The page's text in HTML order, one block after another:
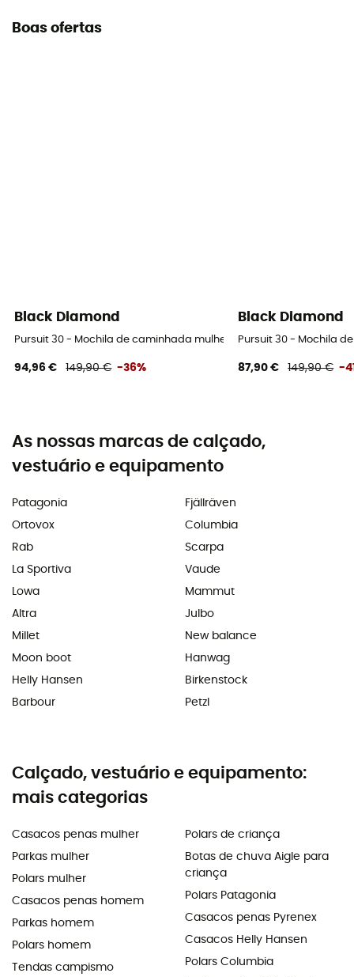
Boas ofertas
Black Diamond
Pursuit 30 - Mochila de caminhada mulher
94,96 € 149,90 € -36%
Black Diamond
Pursuit 30 - Mochila
87,90 € 149,90 € -
As nossas marcas de calçado,
vestuário e equipamento
Patagonia
Ortovox
Rab
La Sportiva
Lowa
Altra
Millet
Moon boot
Helly Hansen
Barbour
Fjällräven
Columbia
Scarpa
Vaude
Mammut
Julbo
New balance
Hanwag
Birkenstock
Petzl
Calçado, vestuário e equipamento:
mais categorias
Casacos penas mulher
Parkas mulher
Polars mulher
Casacos penas homem
Parkas homem
Polars homem
Tendas campismo
Polars de criança
Botas de chuva Aigle para
criança
Polars Patagonia
Casacos penas Pyrenex
Casacos Helly Hansen
Polars Columbia